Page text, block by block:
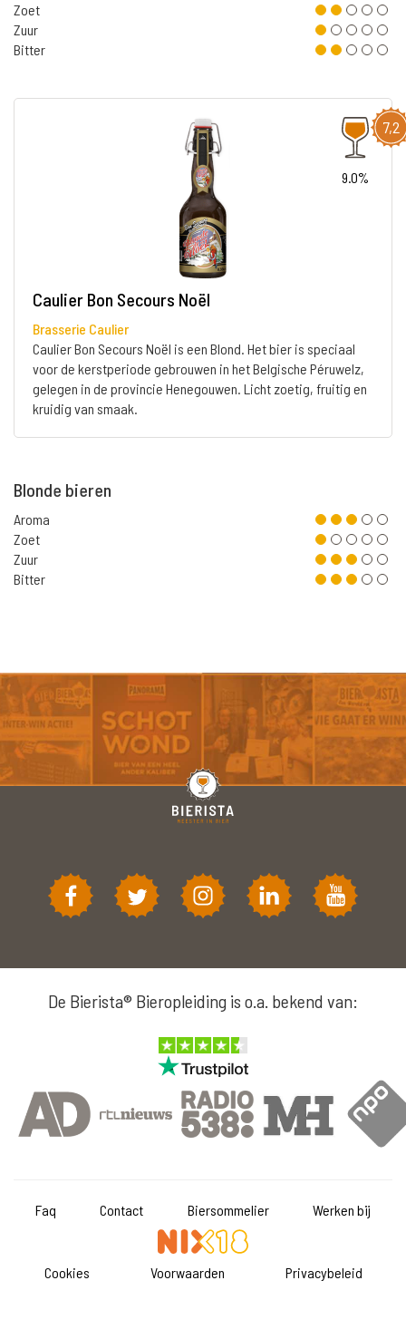
Zoet
Zuur
Bitter
7,2
9.0%
Caulier Bon Secours Noël
Brasserie Caulier
Caulier Bon Secours Noël is een Blond. Het bier is speciaal
voor de kerstperiode gebrouwen in het Belgische Péruwelz,
gelegen in de provincie Henegouwen. Licht zoetig, fruitig en
kruidig van smaak.
Blonde bieren
Aroma
Zoet
Zuur
Bitter
De Bierista® Bieropleiding is o.a. bekend van:
Faq Contact Biersommelier Werken bij
Cookies Voorwaarden Privacybeleid